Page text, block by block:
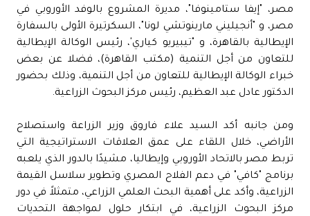
مصر، "إيفا ستامينوفا"، مديرة المشروع بالوفد الأوروبي في
مصر، و "أنجيليني مارينوتشي لونا"، السكرتيرة الأولى بالسفارة
الإيطالية بالقاهرة، و "تيبيريو كياري'، رئيس الوكالة الإيطالية
للتعاون من أجل التنمية (مكتب القاهرة)، فضلا عن بعض
خبراء الوكالة الإيطالية للتعاون من أجل التنمية، وذلك بحضور
الدكتور عادل عبد العظيم، رئيس مركز البحوث الزراعية.
ومن جانبه أكد السيد علاء فاروق وزير الزراعة واستصلاح
الأراضي، خلال اللقاء على عمق العلاقات الاستراتيجية التي
تربط مصر بالاتحاد الأوروبي وإيطاليا، مشيدًا بالدور الذي يلعبه
برنامج "كافي" في دعم الفلاح المصري وتطوير سلاسل القيمة
الزراعية، وأكد على أهمية البحث العلمي الزراعي، متمثلاً في دور
مركز البحوث الزراعية، في ابتكار حلول لمواجهة التحديات